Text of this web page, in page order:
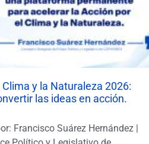
y la Naturaleza 2026:
las ideas en acción.
Francisco Suárez Hernández |